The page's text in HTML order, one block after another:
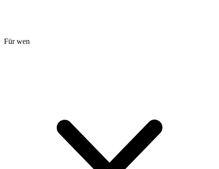
Für wen